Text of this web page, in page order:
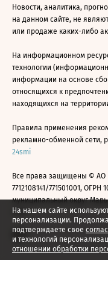
На нашем сайте
персонализации.
подтверждаете свое
и технологий
отношении обработки
Новости, аналитика,
на данном сайте, не
или продаже каких-либо
На информационном
технологии
информации на основе
относящихся к
находящихся на
Правила применения
рекламно-обменной сети,
24smi
Все права защищены ©
7712108141/771501001, ОГРН
муниципальный округ
2026